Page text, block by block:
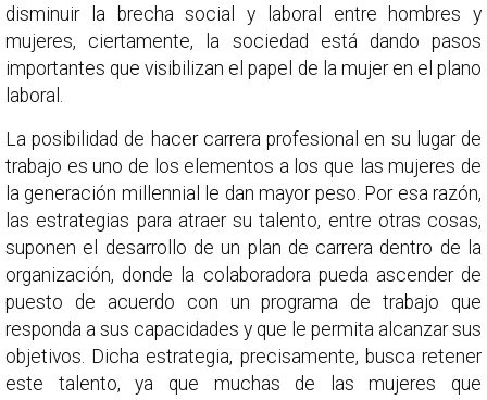
disminuir la brecha social y laboral entre hombres y
mujeres, ciertamente, la sociedad está dando pasos
importantes que visibilizan el papel de la mujer en el plano
laboral.
La posibilidad de hacer carrera profesional en su lugar de
trabajo es uno de los elementos a los que las mujeres de
la generación millennial le dan mayor peso. Por esa razón,
las estrategias para atraer su talento, entre otras cosas,
suponen el desarrollo de un plan de carrera dentro de la
organización, donde la colaboradora pueda ascender de
puesto de acuerdo con un programa de trabajo que
responda a sus capacidades y que le permita alcanzar sus
objetivos. Dicha estrategia, precisamente, busca retener
este talento, ya que muchas de las mujeres que